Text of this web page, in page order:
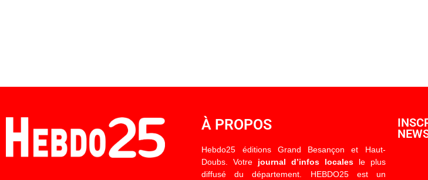
À PROPOS
Hebdo25 éditions Grand Besançon et Haut-
Doubs. Votre journal d’infos localesle plus
diffusé du département. HEBDO25 est un